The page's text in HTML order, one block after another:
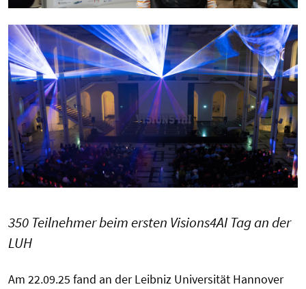
350 Teilnehmer beim ersten Visions4AI Tag an der
LUH
Am 22.09.25 fand an der Leibniz Universität Hannover